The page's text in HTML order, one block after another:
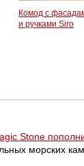
Комод с
и ручками Siro
Stone
морских